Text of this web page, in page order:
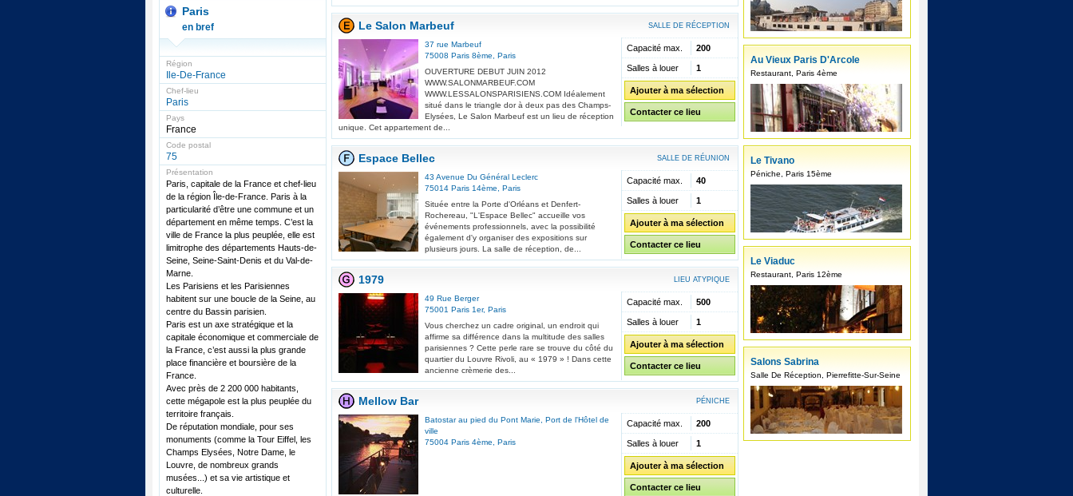
Paris
en bref
Région
Ile-De-France
Chef-lieu
Paris
Pays
France
Code postal
75
Présentation
Paris, capitale de la France et chef-lieu
de la région Île-de-France. Paris à la
particularité d’être une commune et un
département en même temps. C’est la
ville de France la plus peuplée, elle est
limitrophe des départements Hauts-de-
Seine, Seine-Saint-Denis et du Val-de-
Marne.
Les Parisiens et les Parisiennes
habitent sur une boucle de la Seine, au
centre du Bassin parisien.
Paris est un axe stratégique et la
capitale économique et commerciale de
la France, c’est aussi la plus grande
place financière et boursière de la
France.
Avec près de 2 200 000 habitants,
cette mégapole est la plus peuplée du
territoire français.
De réputation mondiale, pour ses
monuments (comme la Tour Eiffel, les
Champs Elysées, Notre Dame, le
Louvre, de nombreux grands
musées...) et sa vie artistique et
culturelle.
Le Salon Marbeuf SALLE DE RÉCEPTION
37 rue Marbeuf
75008 Paris 8ème
Paris
OUVERTURE DEBUT JUIN 2012
WWW.SALONMARBEUF.COM
WWW.LESSALONSPARISIENS.COM Idéalement
situé dans le triangle dor à deux pas des Champs-
Elysées, Le Salon Marbeuf est un lieu de réception
unique. Cet appartement de...
Capacité max. 200
Salles à louer 1
Ajouter à ma sélection
Contacter ce lieu
Espace Bellec SALLE DE RÉUNION
43 Avenue Du Général Leclerc
75014 Paris 14ème
Paris
Située entre la Porte d'Orléans et Denfert-
Rochereau, "L'Espace Bellec" accueille vos
événements professionnels, avec la possibilité
également d'y organiser des expositions sur
plusieurs jours. La salle de réception, de...
Capacité max. 40
Salles à louer 1
Ajouter à ma sélection
Contacter ce lieu
1979 LIEU ATYPIQUE
49 Rue Berger
75001 Paris 1er, Paris
Vous cherchez un cadre original, un endroit qui
affirme sa différence dans la multitude des salles
parisiennes ? Cette perle rare se trouve du côté du
quartier du Louvre Rivoli, au « 1979 » ! Dans cette
ancienne crèmerie des...
Capacité max. 500
Salles à louer 1
Ajouter à ma sélection
Contacter ce lieu
Mellow Bar PÉNICHE
Batostar au pied du Pont Marie, Port de l'Hôtel de
ville
75004 Paris 4ème Paris
Capacité max. 200
Salles à louer 1
Ajouter à ma sélection
Contacter ce lieu
Au Vieux Paris D'Arcole
Restaurant, Paris 4ème
Le Tivano
Péniche, Paris 15ème
Le Viaduc
Restaurant, Paris 12ème
Salons Sabrina
Salle De Réception, Pierrefitte-Sur-Seine